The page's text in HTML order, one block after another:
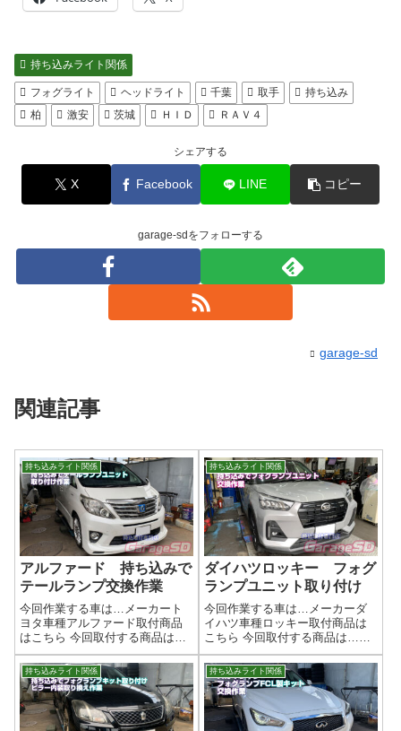
持ち込みライト関係
フォグライト ヘッドライト 千葉 取手
持ち込み
柏
激安 茨城 ＨＩＤ ＲＡＶ４
シェアする
X Facebook LINE コピー
garage-sdをフォローする
garage-sd
関連記事
持ち込みライト関係
アルファード 持ち込みで
テールランプ交換作業
今回作業する車は…メーカート
ヨタ車種アルファード取付商品
はこちら 今回取付する商品は…
VALENTI ジュエルLEDテール
ランプ作業写真取り付け完了('ω')
ノ作業完了持ち込みでテールラ
ンプの交換はガレージＳＤにお
任せください(^^)/作業...
持ち込みライト関係
ダイハツロッキー フォグ
ランプユニット取り付け
今回作業する車は…メーカーダ
イハツ車種ロッキー取付商品は
こちら 今回取付する商品は…メ
ーカー不明 LEDフォグラン
プ フォグランプユニットLED
のバルブを取り付けするのにフ
ォグランプユニットも必要にな
る場合があります作業写真LED
が純正で付...
持ち込みライト関係 持ち込みライト関係